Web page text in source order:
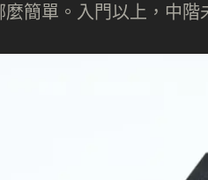
簡單。入門以上，中階